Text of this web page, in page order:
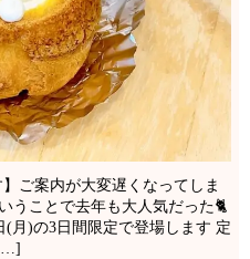
ご案内が大変遅くなってしま
うことで去年も大人気だった🐈
(月)の3日間限定で登場します 定